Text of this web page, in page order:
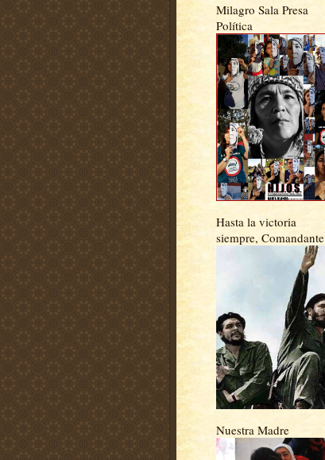
Milagro Sala Presa
Política
Hasta la victoria
siempre, Comandante
Nuestra Madre